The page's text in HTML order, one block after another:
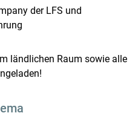
der LFS und
ländlichen Raum sowie alle